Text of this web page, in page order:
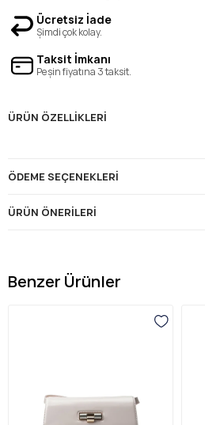
Ücretsiz İade
Şimdi çok kolay.
Taksit İmkanı
Peşin fiyatına 3 taksit.
ÜRÜN ÖZELLIKLERI
ÖDEME SEÇENEKLERI
ÜRÜN ÖNERILERI
Benzer Ürünler